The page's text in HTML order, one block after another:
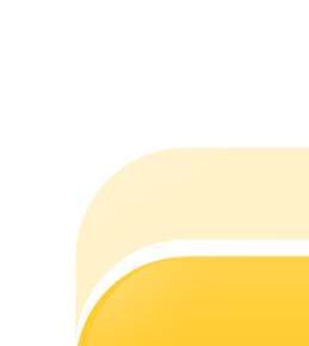
Launchpool
Гибкая ставка для заработка